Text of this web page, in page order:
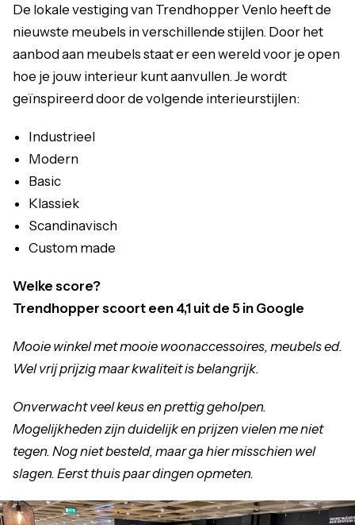
De lokale vestiging van Trendhopper Venlo heeft de
nieuwste meubels in verschillende stijlen. Door het
aanbod aan meubels staat er een wereld voor je open
hoe je jouw interieur kunt aanvullen. Je wordt
geïnspireerd door de volgende interieurstijlen:
Industrieel
Modern
Basic
Klassiek
Scandinavisch
Custom made
Welke score?
Trendhopper scoort een 4,1 uit de 5 in Google
Mooie winkel met mooie woonaccessoires, meubels ed.
Wel vrij prijzig maar kwaliteit is belangrijk.
Onverwacht veel keus en prettig geholpen.
Mogelijkheden zijn duidelijk en prijzen vielen me niet
tegen. Nog niet besteld, maar ga hier misschien wel
slagen. Eerst thuis paar dingen opmeten.